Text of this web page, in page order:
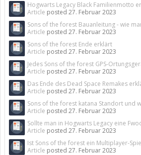
Hogwarts Legacy Black Familienmotto
Article posted 27. Februar 2023
Sons of the forest Bauanleitung - wie
Article posted 27. Februar 2023
Sons of the forest Ende erklärt
Article posted 27. Februar 2023
Jedes Sons of the forest GPS-
Article posted 27. Februar 2023
Das Ende des Dead Space Remakes
Article posted 27. Februar 2023
Sons of the forest katana Standort und
Article posted 27. Februar 2023
Sollte man in Hogwarts Legacy eine
Article posted 27. Februar 2023
Ist Sons of the forest ein Multiplayer-
Article posted 27. Februar 2023